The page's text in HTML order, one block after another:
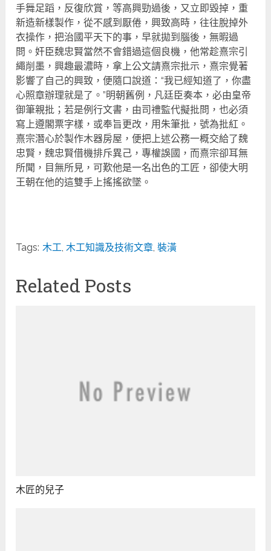
手舞足蹈，反復欣賞，等高興勁過後，又立即毀掉，重
新造新樣製作，從不感到厭倦，興致高時，往往脫掉外
衣操作，把治國平天下的事，早就拋到腦後，無暇過
問。奸臣魏忠賢當然不會錯過這個良機，他常趁熹宗引
繩削墨，興趣最濃時，拿上公文請熹宗批示，熹宗覺著
影響了自己的興致，便隨口說道：“我已經知道了，你盡
心照章辦理就是了。”明朝舊例，凡廷臣奏本，必由皇帝
御筆親批；若是例行文書，由司禮監代擬批問，也必須
寫上遵閣票字樣，或奉旨更改，用朱筆批，號為批紅。
熹宗潛心於製作木器房屋，便把上述公務一概交給了魏
忠賢，魏忠賢借機排斥異己，專權誤國，而熹宗卻耳無
所聞，目無所見，可歎他是一名出色的工匠，卻使大明
王朝在他的這雙手上搖搖欲墜。
Tags: 木工 木工知識及技術文章 ,裝潢
Related Posts
木匠的兒子